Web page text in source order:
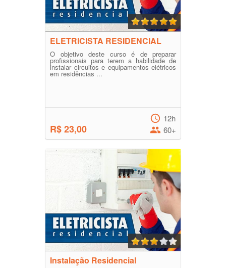
ELETRICISTA RESIDENCIAL
O objetivo deste curso é de preparar
profissionais para terem a habilidade de
instalar circuitos e equipamentos elétricos
em residências ...
R$ 23,00
12h
60+
Instalação Residencial